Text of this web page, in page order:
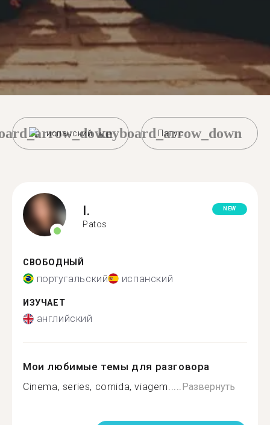
испанский Патус
keyboard_arrow_down
I.
Patos
NEW
СВОБОДНЫЙ
португальский испанский
ИЗУЧАЕТ
английский
Мои любимые темы для разговора
Cinema, series, comida, viagem.....Развернуть